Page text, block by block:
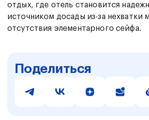
отдых, где отель становится
источником досады из-за нехватки
отсутствия элементарного сейфа.
Поделиться